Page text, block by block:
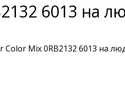
6013 на